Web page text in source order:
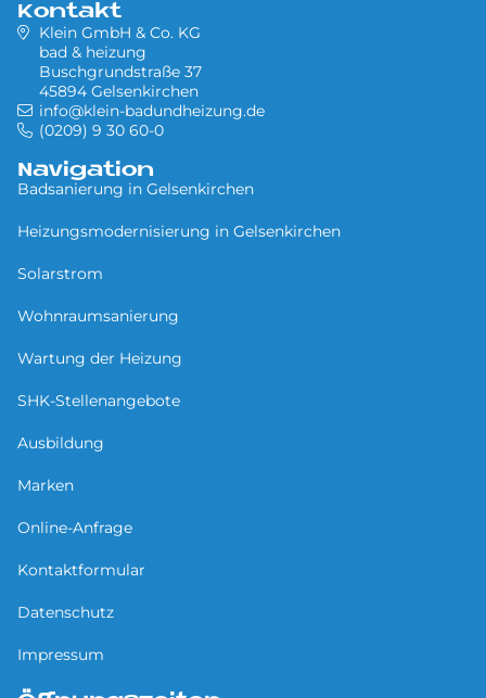
Kontakt
Klein GmbH & Co. KG
bad & heizung
Buschgrundstraße 37
45894 Gelsenkirchen
info@klein-badundheizung.de
(0209) 9 30 60-0
Navigation
Badsanierung in Gel­sen­kir­chen
Heizungsmodernisierung in Gel­sen­kir­chen
Solarstrom
Wohnraumsanierung
Wartung der Heizung
SHK-Stellenangebote
Ausbildung
Marken
Online-Anfrage
Kontaktformular
Datenschutz
Impressum